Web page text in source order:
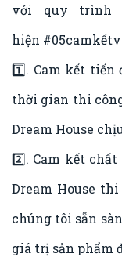
với quy trình
hiện
1️⃣. Cam kết tiến
thời gian thi
Dream House
2️⃣. Cam kết chất
Dream House
chúng tôi sẵn
giá trị sản phẩm